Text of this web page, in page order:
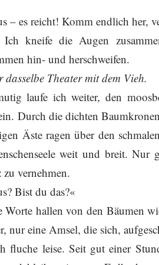
– es reicht! Komm endlich her,
Ich kneife die Augen
hin- und herschweifen.
dasselbe Theater mit dem Vieh.
laufe ich weiter, den
Durch die dichten
Äste ragen über den
weit und breit. Nur
vernehmen.
Bist du das?«
Worte hallen von den Bäumen
nur eine Amsel, die sich,
fluche leise. Seit gut einer